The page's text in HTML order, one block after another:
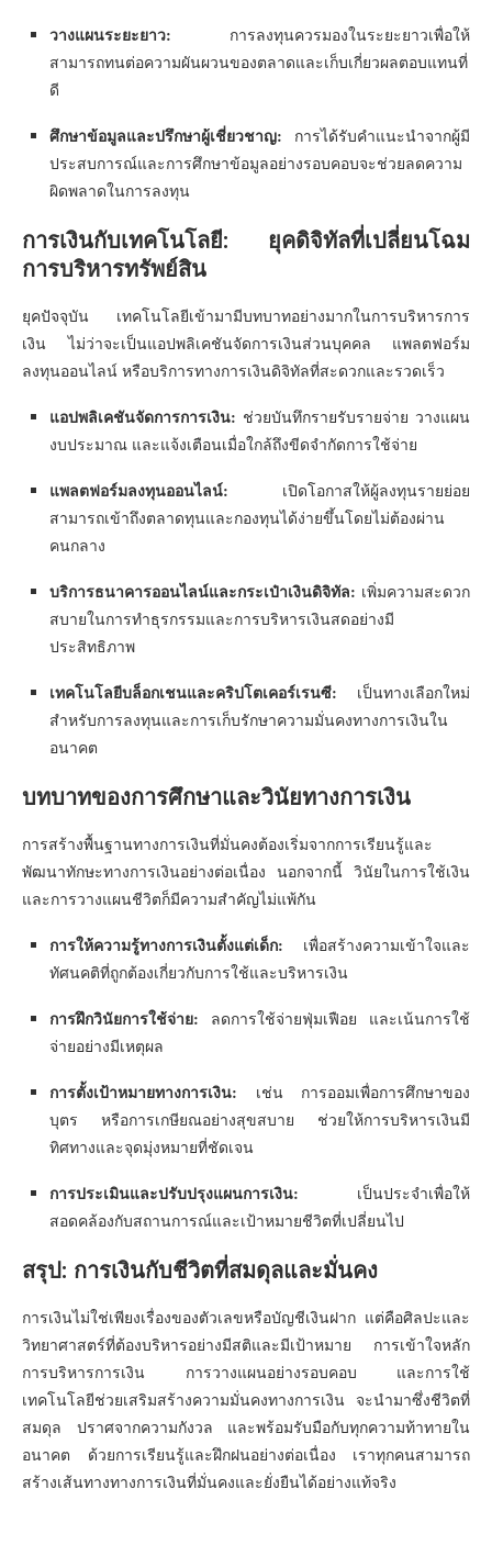
วางแผนระยะยาว: การลงทุนควรมองในระยะยาวเพื่อให้
สามารถทนต่อความผันผวนของตลาดและเก็บเกี่ยวผลตอบแทนที่
ดี
ศึกษาข้อมูลและปรึกษาผู้เชี่ยวชาญ: การได้รับคำแนะนำจากผู้มี
ประสบการณ์และการศึกษาข้อมูลอย่างรอบคอบจะช่วยลดความ
ผิดพลาดในการลงทุน
การเงินกับเทคโนโลยี: ยุคดิจิทัลที่เปลี่ยนโฉม
การบริหารทรัพย์สิน
ยุคปัจจุบัน เทคโนโลยีเข้ามามีบทบาทอย่างมากในการบริหารการ
เงิน ไม่ว่าจะเป็นแอปพลิเคชันจัดการเงินส่วนบุคคล แพลตฟอร์ม
ลงทุนออนไลน์ หรือบริการทางการเงินดิจิทัลที่สะดวกและรวดเร็ว
แอปพลิเคชันจัดการการเงิน: ช่วยบันทึกรายรับรายจ่าย วางแผน
งบประมาณ และแจ้งเตือนเมื่อใกล้ถึงขีดจำกัดการใช้จ่าย
แพลตฟอร์มลงทุนออนไลน์: เปิดโอกาสให้ผู้ลงทุนรายย่อย
สามารถเข้าถึงตลาดทุนและกองทุนได้ง่ายขึ้นโดยไม่ต้องผ่าน
คนกลาง
บริการธนาคารออนไลน์และกระเป๋าเงินดิจิทัล: เพิ่มความสะดวก
สบายในการทำธุรกรรมและการบริหารเงินสดอย่างมี
ประสิทธิภาพ
เทคโนโลยีบล็อกเชนและคริปโตเคอร์เรนซี: เป็นทางเลือกใหม่
สำหรับการลงทุนและการเก็บรักษาความมั่นคงทางการเงินใน
อนาคต
บทบาทของการศึกษาและวินัยทางการเงิน
การสร้างพื้นฐานทางการเงินที่มั่นคงต้องเริ่มจากการเรียนรู้และ
พัฒนาทักษะทางการเงินอย่างต่อเนื่อง นอกจากนี้ วินัยในการใช้เงิน
และการวางแผนชีวิตก็มีความสำคัญไม่แพ้กัน
การให้ความรู้ทางการเงินตั้งแต่เด็ก: เพื่อสร้างความเข้าใจและ
ทัศนคติที่ถูกต้องเกี่ยวกับการใช้และบริหารเงิน
การฝึกวินัยการใช้จ่าย: ลดการใช้จ่ายฟุ่มเฟือย และเน้นการใช้
จ่ายอย่างมีเหตุผล
การตั้งเป้าหมายทางการเงิน: เช่น การออมเพื่อการศึกษาของ
บุตร หรือการเกษียณอย่างสุขสบาย ช่วยให้การบริหารเงินมี
ทิศทางและจุดมุ่งหมายที่ชัดเจน
การประเมินและปรับปรุงแผนการเงิน: เป็นประจำเพื่อให้
สอดคล้องกับสถานการณ์และเป้าหมายชีวิตที่เปลี่ยนไป
สรุป: การเงินกับชีวิตที่สมดุลและมั่นคง
การเงินไม่ใช่เพียงเรื่องของตัวเลขหรือบัญชีเงินฝาก แต่คือศิลปะและ
วิทยาศาสตร์ที่ต้องบริหารอย่างมีสติและมีเป้าหมาย การเข้าใจหลัก
การบริหารการเงิน การวางแผนอย่างรอบคอบ และการใช้
เทคโนโลยีช่วยเสริมสร้างความมั่นคงทางการเงิน จะนำมาซึ่งชีวิตที่
สมดุล ปราศจากความกังวล และพร้อมรับมือกับทุกความท้าทายใน
อนาคต ด้วยการเรียนรู้และฝึกฝนอย่างต่อเนื่อง เราทุกคนสามารถ
สร้างเส้นทางทางการเงินที่มั่นคงและยั่งยืนได้อย่างแท้จริง